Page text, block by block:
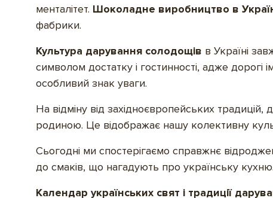
менталітет. Шоколадне виробництво в
фабрики.
Культура дарування солодощів в Україні
символом достатку і гостинності, адже
особливий знак уваги.
На відміну від західноєвропейських
родиною. Це відображає нашу колективну
Сьогодні ми спостерігаємо справжнє
до смаків, що нагадують про українську кухню.
Календар українських свят і традиції